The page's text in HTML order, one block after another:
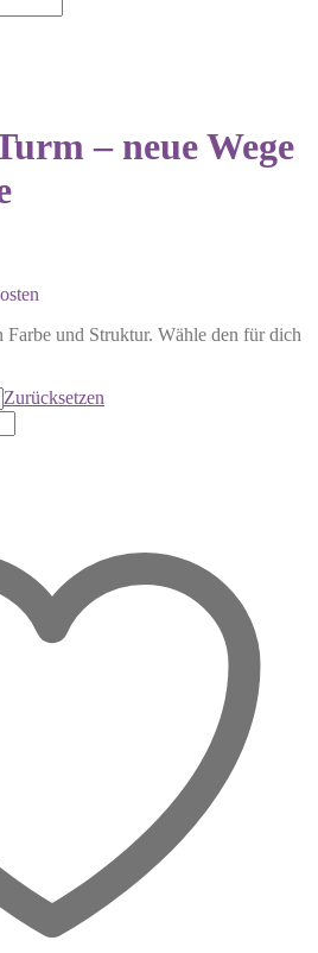
– neue Wege
und Struktur. Wähle den für dich
Zurücksetzen